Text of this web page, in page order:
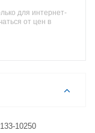
для интернет-
от цен в
10250